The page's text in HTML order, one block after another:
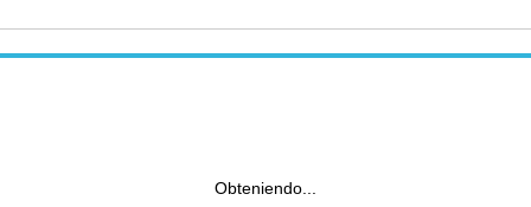
Obteniendo...